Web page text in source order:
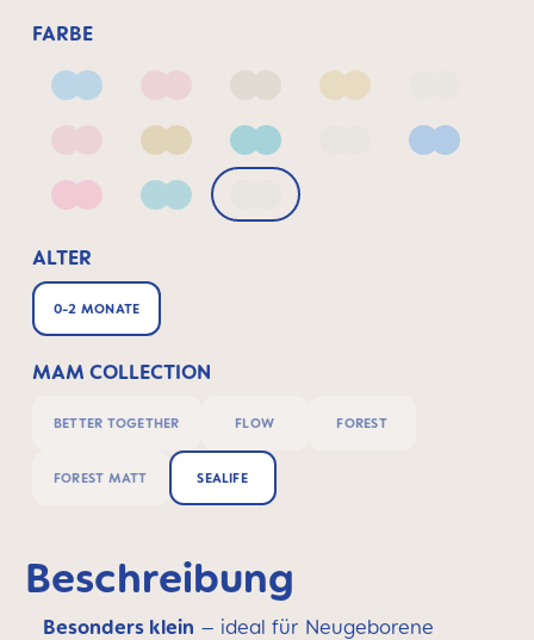
FARBE
Arctic Blue Linen
Matt BlushMatt LinenMatt Sage Pale MintPowder
Quartz Rose
Sage fairy dust
ALTER
0-2 MONATE
MAM COLLECTION
BETTER TOGETHER FLOW FOREST
FOREST MATT SEALIFE
Beschreibung
Besonders klein – ideal für Neugeborene